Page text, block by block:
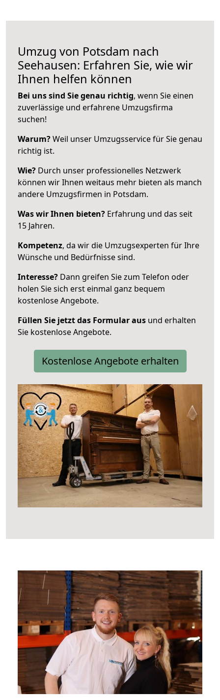
Umzug von Potsdam nach
Seehausen: Erfahren Sie, wie wir
Ihnen helfen können
Bei uns sind Sie genau richtig, wenn Sie einen
zuverlässige und erfahrene Umzugsfirma
suchen!
Warum?Weil unser Umzugsservice für Sie genau
richtig ist.
Wie? Durch unser professionelles Netzwerk
können wir Ihnen weitaus mehr bieten als manch
andere Umzugsfirmen in Potsdam.
Was wir Ihnen bieten? Erfahrung und das seit
15 Jahren.
Kompetenz, da wir die Umzugsexperten für Ihre
Wünsche und Bedürfnisse sind.
Interesse? Dann greifen Sie zum Telefon oder
holen Sie sich erst einmal ganz bequem
kostenlose Angebote.
Füllen Sie jetzt das Formular aus und erhalten
Sie kostenlose Angebote.
Kostenlose Angebote erhalten